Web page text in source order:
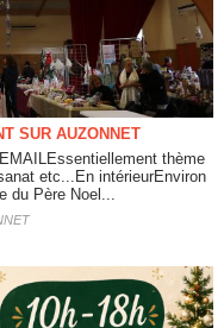
SUR AUZONNET
thème
etc...En intérieurEnviron
du Père Noel...